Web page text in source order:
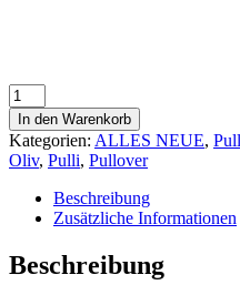
Mohair
Pullover
in
OLIV
Menge
In den Warenkorb
Kategorien: ALLES NEUE,
Oliv, Pulli, Pullover
Beschreibung
Zusätzliche Informationen
Beschreibung